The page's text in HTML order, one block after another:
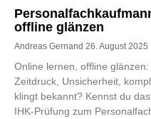
offline glänzen
Andreas Gernand 26. August 2025
Online lernen, offline
Zeitdruck, Unsicherheit,
klingt bekannt? Kennst du
IHK-Prüfung zum